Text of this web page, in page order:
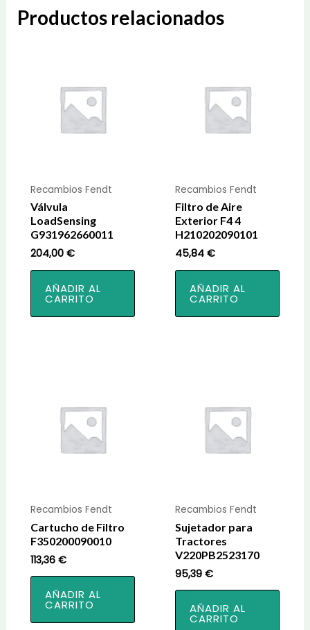
Productos relacionados
Recambios Fendt
Válvula
LoadSensing
G931962660011
204,00 €
AÑADIR AL
CARRITO
Recambios Fendt
Filtro de Aire
Exterior F4 4
H210202090101
45,84€
AÑADIR AL
CARRITO
Recambios Fendt
Cartucho de Filtro
F350200090010
113,36 €
AÑADIR AL
CARRITO
Recambios Fendt
Sujetador para
Tractores
V220PB2523170
95,39€
AÑADIR AL
CARRITO